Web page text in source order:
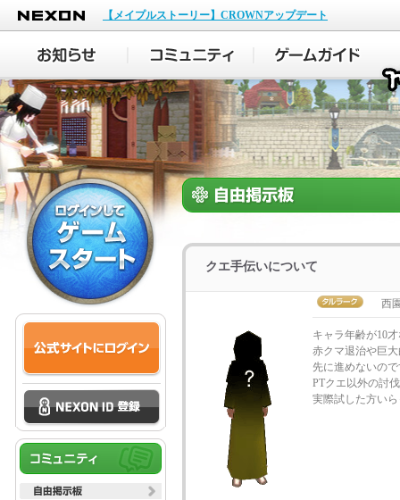
NEXON
【メイプルストーリー】CROWNアップデート
クエ手伝いについて
西
キャラ年齢が10
赤クマ退治や巨
先に進めないの
PTクエ以外の討
実際試した方い